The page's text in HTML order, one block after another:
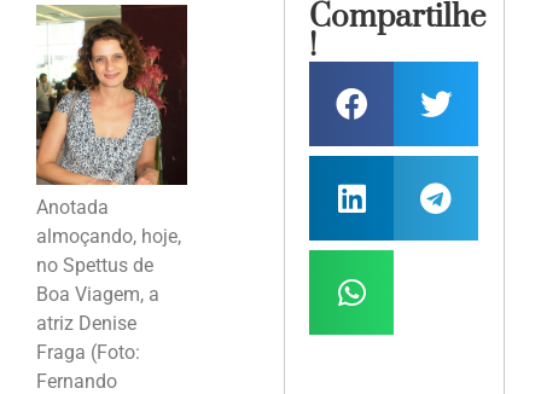
Anotada
almoçando, hoje,
no Spettus de
Boa Viagem, a
atriz Denise
Fraga (Foto:
Fernando
Compartilhe
!